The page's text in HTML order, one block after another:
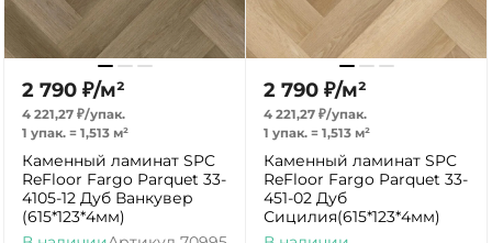
2 790 ₽/м²
4 221,27 ₽/упак.
1 упак. = 1,513 м²
Каменный ламинат SPC
ReFloor Fargo Parquet 33-
4105-12 Дуб Ванкувер
(615*123*4мм)
2 790 ₽/м²
4 221,27 ₽/упак.
1 упак. = 1,513 м²
Каменный ламинат SPC
ReFloor Fargo Parquet 33-
451-02 Дуб
Сицилия(615*123*4мм)